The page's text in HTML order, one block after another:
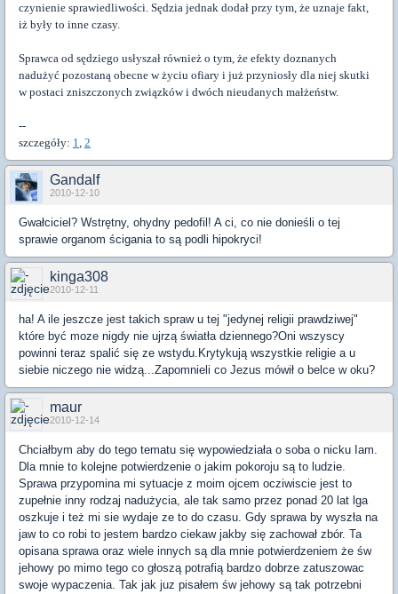
czynienie sprawiedliwości. Sędzia jednak dodał przy tym, że uznaje fakt,
iż były to inne czasy.
Sprawca od sędziego usłyszał również o tym, że efekty doznanych
nadużyć pozostaną obecne w życiu ofiary i już przyniosły dla niej skutki
w postaci zniszczonych związków i dwóch nieudanych małżeństw.
--
szczegóły: 1, 2
Gandalf
2010-12-10
Gwałciciel? Wstrętny, ohydny pedofil! A ci, co nie donieśli o tej
sprawie organom ścigania to są podli hipokryci!
kinga308
2010-12-11
ha! A ile jeszcze jest takich spraw u tej "jedynej religii prawdziwej"
które być moze nigdy nie ujrzą światła dziennego?Oni wszyscy
powinni teraz spalić się ze wstydu.Krytykują wszystkie religie a u
siebie niczego nie widzą...Zapomnieli co Jezus mówił o belce w oku?
maur
2010-12-14
Chciałbym aby do tego tematu się wypowiedziała o soba o nicku Iam.
Dla mnie to kolejne potwierdzenie o jakim pokoroju są to ludzie.
Sprawa przypomina mi sytuacje z moim ojcem ocziwiscie jest to
zupełnie inny rodzaj nadużycia, ale tak samo przez ponad 20 lat lga
oszkuje i też mi sie wydaje ze to do czasu. Gdy sprawa by wyszła na
jaw to co robi to jestem bardzo ciekaw jakby się zachował zbór. Ta
opisana sprawa oraz wiele innych są dla mnie potwierdzeniem że św
jehowy po mimo tego co głoszą potrafią bardzo dobrze zatuszowac
swoje wypaczenia. Tak jak juz pisałem św jehowy są tak potrzebni